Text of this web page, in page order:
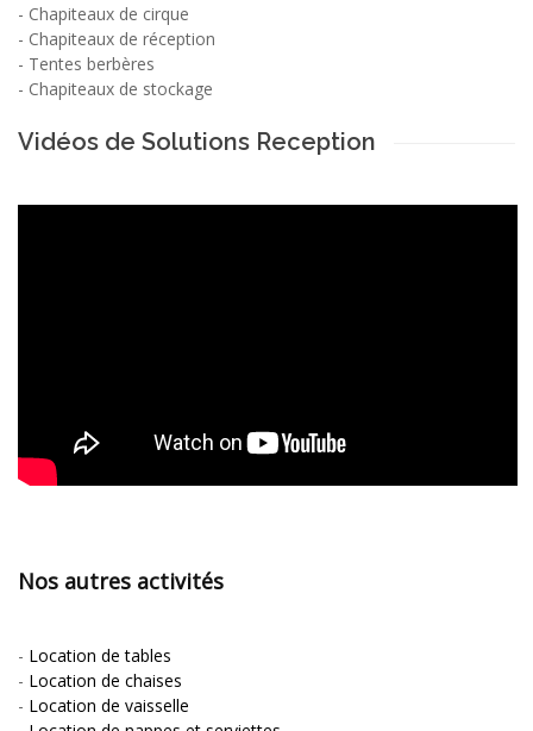
- Chapiteaux de cirque
- Chapiteaux de réception
- Tentes berbères
- Chapiteaux de stockage
Vidéos de Solutions Reception
Nos autres activités
- Location de tables
- Location de chaises
- Location de vaisselle